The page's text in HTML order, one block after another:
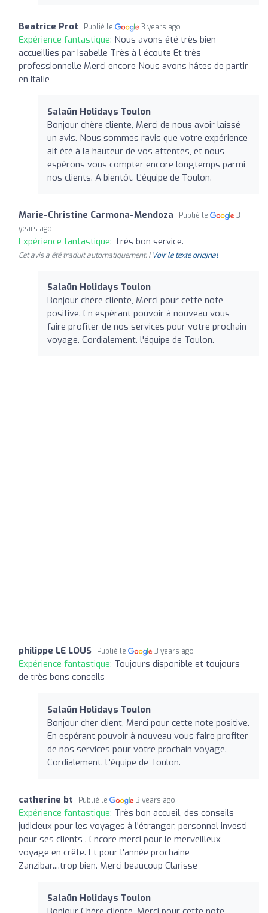
Beatrice Prot Publié le 3 years ago
Expérience fantastique: Nous avons été très bien
accueillies par Isabelle Très à l écoute Et très
professionnelle Merci encore Nous avons hâtes de partir
en Italie
Salaün Holidays Toulon
Bonjour chère cliente, Merci de nous avoir laissé
un avis. Nous sommes ravis que votre expérience
ait été à la hauteur de vos attentes, et nous
espérons vous compter encore longtemps parmi
nos clients. A bientôt. L'équipe de Toulon.
Marie-Christine Carmona-Mendoza Publié le
3
years ago
Expérience fantastique: Très bon service.
Cet avis a été traduit automatiquement. | Voir le texte original
Salaün Holidays Toulon
Bonjour chère cliente, Merci pour cette note
positive. En espérant pouvoir à nouveau vous
faire profiter de nos services pour votre prochain
voyage. Cordialement. l'équipe de Toulon.
philippe LE LOUS Publié le 3 years ago
Expérience fantastique: Toujours disponible et toujours
de très bons conseils
Salaün Holidays Toulon
Bonjour cher client, Merci pour cette note positive.
En espérant pouvoir à nouveau vous faire profiter
de nos services pour votre prochain voyage.
Cordialement. L'équipe de Toulon.
catherine bt Publié le 3 years ago
Expérience fantastique: Très bon accueil, des conseils
judicieux pour les voyages à l'étranger, personnel investi
pour ses clients . Encore merci pour le merveilleux
voyage en crête. Et pour l'année prochaine
Zanzibar....trop bien. Merci beaucoup Clarisse
Salaün Holidays Toulon